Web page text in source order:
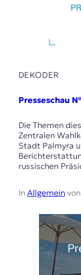
DEKODER
Presseschau
Die Themen
Zentralen
Stadt Palmyra
russischen
In Allgemeinvon